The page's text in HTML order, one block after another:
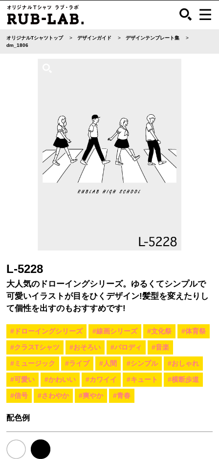
オリジナルTシャツトップ デザインガイド
デザインテンプレート集
dm_1806
L-5228
大人気のドローイングシリーズ。ゆるくてシンプルで
可愛いイラストが目をひくデザイン!髪型を変えたりし
て個性を出すのもおすすめです!
#ドローイングシリーズ #線画シリーズ #文化祭 #体育祭
#クラスTシャツ #おそろい #パロディ #音楽
#ミュージック #ライブ #人間 #シンプル #おしゃれ
#可愛い #かわいい #カワイイ #キュート #横断歩道
#信号 #さわやか #爽やか #青春
配色例